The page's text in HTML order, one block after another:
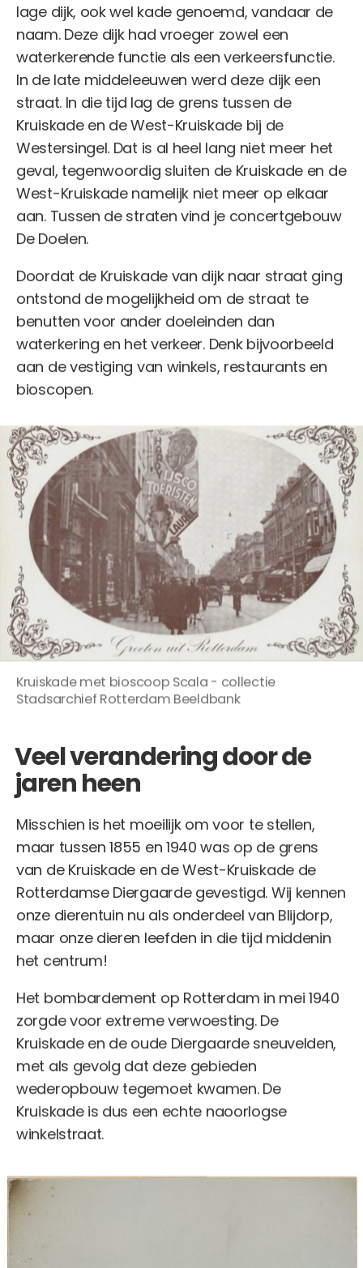
lage dijk, ook wel kade genoemd, vandaar de
naam. Deze dijk had vroeger zowel een
waterkerende functie als een verkeersfunctie.
In de late middeleeuwen werd deze dijk een
straat. In die tijd lag de grens tussen de
Kruiskade en de West-Kruiskade bij de
Westersingel. Dat is al heel lang niet meer het
geval, tegenwoordig sluiten de Kruiskade en de
West-Kruiskade namelijk niet meer op elkaar
aan. Tussen de straten vind je concertgebouw
De Doelen.
Doordat de Kruiskade van dijk naar straat ging
ontstond de mogelijkheid om de straat te
benutten voor ander doeleinden dan
waterkering en het verkeer. Denk bijvoorbeeld
aan de vestiging van winkels, restaurants en
bioscopen.
Kruiskade met bioscoop Scala - collectie
Stadsarchief Rotterdam Beeldbank
Veel verandering door de
jaren heen
Misschien is het moeilijk om voor te stellen,
maar tussen 1855 en 1940 was op de grens
van de Kruiskade en de West-Kruiskade de
Rotterdamse Diergaarde gevestigd. Wij kennen
onze dierentuin nu als onderdeel van Blijdorp,
maar onze dieren leefden in die tijd middenin
het centrum!
Het bombardement op Rotterdam in mei 1940
zorgde voor extreme verwoesting. De
Kruiskade en de oude Diergaarde sneuvelden,
met als gevolg dat deze gebieden
wederopbouw tegemoet kwamen. De
Kruiskade is dus een echte naoorlogse
winkelstraat.